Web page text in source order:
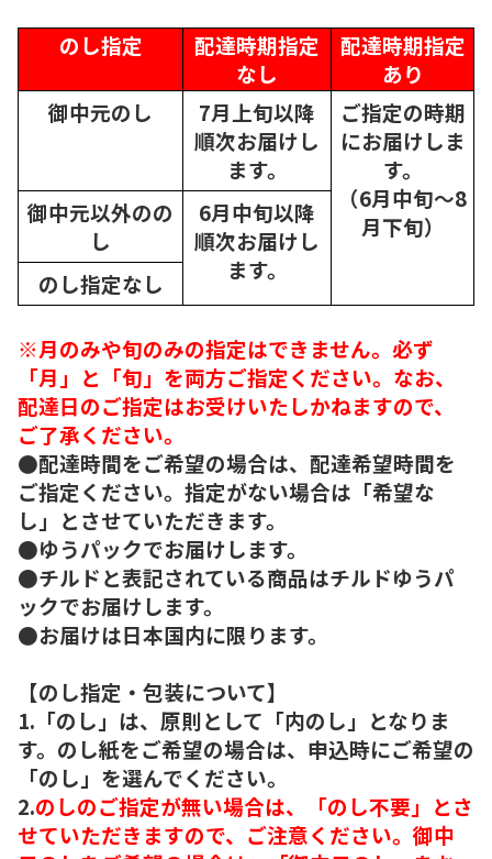
のし指定
配達時期指定
なし
配達時期指定
あり
御中元のし
7月上旬以降
順次お届けし
ます。
ご指定の時期
にお届けしま
す。
（6月中旬～8
月下旬）
御中元以外のの
し
6月中旬以降
順次お届けし
ます。
のし指定なし
※月のみや旬のみの指定はできません。必ず
「月」と「旬」を両方ご指定ください。なお、
配達日のご指定はお受けいたしかねますので、
ご了承ください。
●配達時間をご希望の場合は、配達希望時間を
ご指定ください。指定がない場合は「希望な
し」とさせていただきます。
●ゆうパックでお届けします。
●チルドと表記されている商品はチルドゆうパ
ックでお届けします。
●お届けは日本国内に限ります。
【のし指定・包装について】
1.「のし」は、原則として「内のし」となりま
す。のし紙をご希望の場合は、申込時にご希望の
「のし」を選んでください。
2.のしのご指定が無い場合は、「のし不要」とさ
せていただきますので、ご注意ください。御中